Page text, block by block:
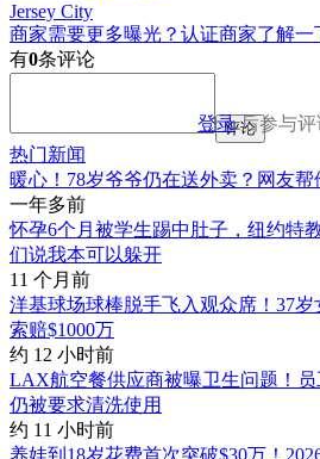
Jersey City
商家需要更多曝光？认证商家了解一
有0条评论
登录后参与评
评论
热门新闻
暖心！78岁爷爷仍在送外卖？网友
一年多前
怀孕6个月被学生踢中肚子，纽约特
们说我本可以躲开
11 个月前
洋基球场球棒脱手飞入观众席！37岁
索赔$1000万
约 12 小时前
LAX航空餐供应商被曝卫生问题！
仍被要求清洗使用
约 11 小时前